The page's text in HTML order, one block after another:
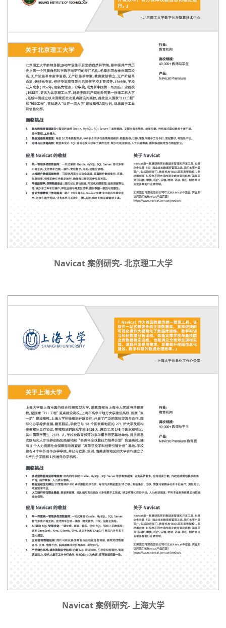
Navicat 案例研究- 北京理工大学
Navicat 案例研究- 上海大学